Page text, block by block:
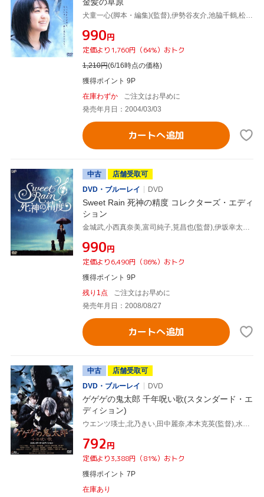
犬童一心(脚本・編集)(監督),伊勢谷友介,池脇千鶴,松尾政寿,椎野未歩子,加藤武,大島弓子(原作),佐藤佐吉(脚本)
¥990円
定価より1,760円（64%）おトク
1,210円(6/16時点の価格)
獲得ポイント 9P
在庫わずか
ご注文はお早めに
発売年月日：2004/03/03
カートへ追加
中古
店舗受取可
DVD・ブルーレイ
DVD
Sweet Rain 死神の精度 コレクターズ・エディ
ション
¥990円
定価より6,490円（86%）おトク
獲得ポイント 9P
残り1点
ご注文はお早めに
発売年月日：2008/08/27
カートへ追加
中古
店舗受取可
DVD・ブルーレイ
DVD
ゲゲゲの鬼太郎 千年呪い歌(スタンダード・エ
ディション)
¥792円
定価より3,388円（81%）おトク
獲得ポイント 7P
在庫あり